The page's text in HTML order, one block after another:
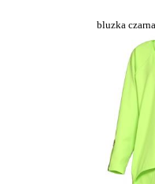
bluzka